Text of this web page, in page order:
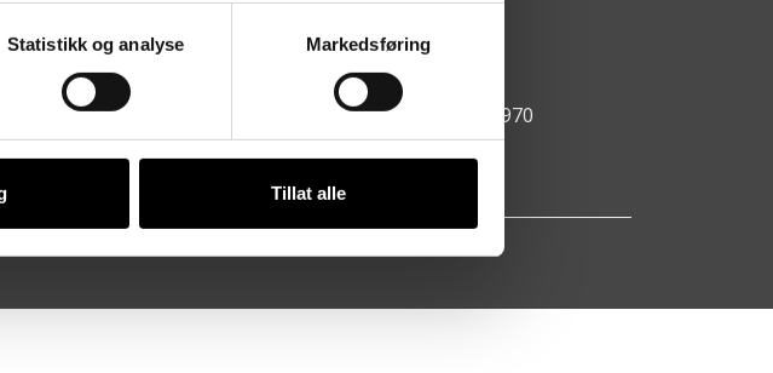
Statistikk og analyse Markedsføring
Tillat alle
ao@hestefag.no
Organisasjonsnummer: 981 112 970
av